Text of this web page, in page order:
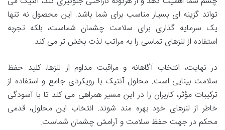
تواند گزینه ای بسیار مناسب برای شما باشد. این محصول نه تنها
یک سرمایه گذاری برای سلامت چشمان شماست، بلکه تجربه
استفاده از لنزهای تماسی را به مراتب لذت بخش تر می کند.
در نهایت، انتخاب آگاهانه و مراقبت مداوم از لنزها، کلید حفظ
سلامت بینایی است. محلول آنتیک با رویکردی جامع و استفاده از
ترکیبات مؤثر، کاربران را در این مسیر همراهی می کند تا با آسودگی
خاطر از لنزهای خود بهره مند شوند. انتخاب این محلول، قدمی
محکم در جهت حفظ سلامت و آرامش چشمان شماست.